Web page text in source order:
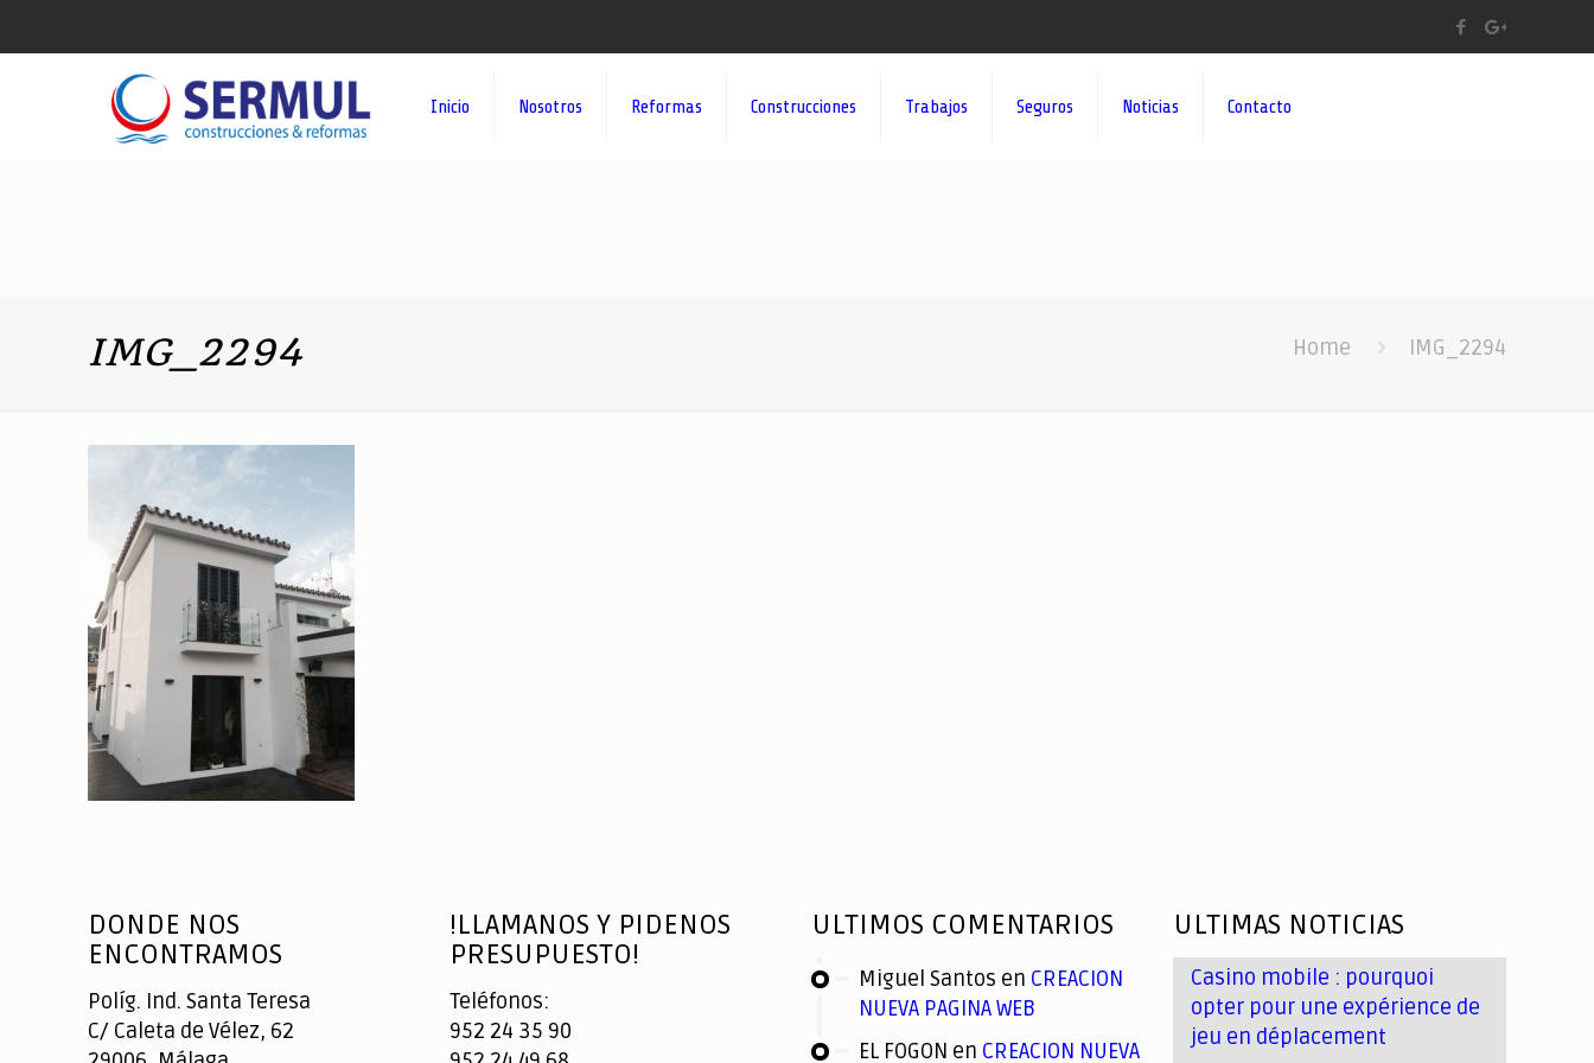
Inicio Nosotros Reformas Construcciones Trabajos Seguros Noticias Contacto
IMG_2294 Home IMG_2294
DONDE NOS
ENCONTRAMOS
Políg. Ind. Santa Teresa
C/ Caleta de Vélez, 62
!LLAMANOS Y PIDENOS
PRESUPUESTO!
Teléfonos:
952 24 35 90
ULTIMOS COMENTARIOS
Miguel Santos en CREACION
NUEVA PAGINA WEB
EL FOGON en CREACION NUEVA
ULTIMAS NOTICIAS
Casino mobile : pourquoi
opter pour une expérience de
jeu en déplacement